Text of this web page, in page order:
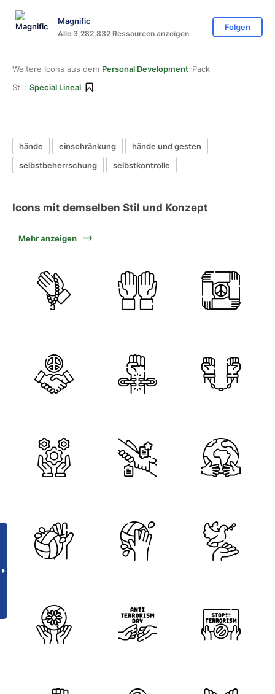
Magnific
Alle 3,282,832 Ressourcen anzeigen
Folgen
Weitere Icons aus dem Personal Development-Pack
Stil: Special Lineal
hände einschränkung
hände und gesten
selbstbeherrschung
selbstkontrolle
Icons mit demselben Stil und Konzept
Mehr anzeigen